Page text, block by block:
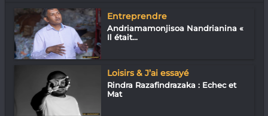
Entreprendre
Andriamamonjisoa Nandrianina «
Il était...
Loisirs & J’ai essayé
Rindra Razafindrazaka : Echec et
Mat